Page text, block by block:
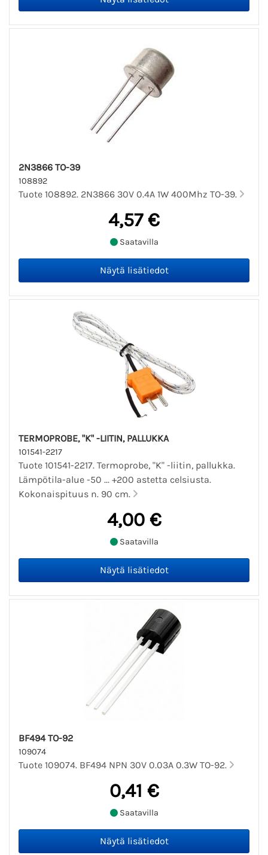
2N3866 TO-39
108892
Tuote 108892. 2N3866 30V 0.4A 1W 400Mhz TO-39.
4,57 €
Saatavilla
TERMOPROBE, "K" -LIITIN, PALLUKKA
101541-2217
Tuote 101541-2217. Termoprobe, "K" -liitin, pallukka.
Lämpötila-alue -50 ... +200 astetta celsiusta.
Kokonaispituus n. 90 cm.
4,00 €
Saatavilla
BF494 TO-92
109074
Tuote 109074. BF494 NPN 30V 0.03A 0.3W TO-92.
0,41 €
Saatavilla